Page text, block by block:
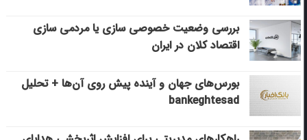
بررسی وضعیت خصوصی سازی یا مردمی سازی
اقتصاد کلان در ایران
بورس‌های جهان و آینده پیش روی آن‌ها + تحلیل
bankeghtesad